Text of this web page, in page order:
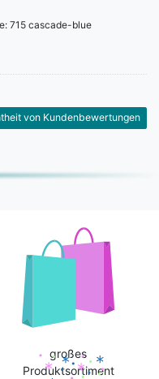
715 cascade-blue
von Kundenbewertungen
großes
Produktsortiment